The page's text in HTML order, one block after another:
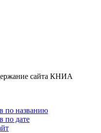
сайта КНИА
по названию
по дате